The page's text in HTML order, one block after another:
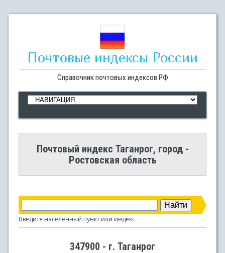
Почтовые индексы России
Справочник почтовых индексов РФ
Почтовый индекс Таганрог, город -
Ростовская область
Введите населенный пункт или индекс.
347900 - г. Таганрог